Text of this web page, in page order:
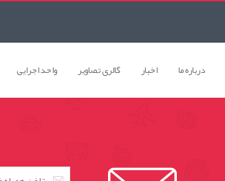
درباره ما اخبار گالری تصاوير واحد اجرایی